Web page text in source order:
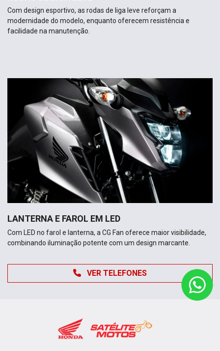
Com design esportivo, as rodas de liga leve reforçam a
modernidade do modelo, enquanto oferecem resistência e
facilidade na manutenção.
LANTERNA E FAROL EM LED
Com LED no farol e lanterna, a CG Fan oferece maior visibilidade,
combinando iluminação potente com um design marcante.
VER TELEFONES